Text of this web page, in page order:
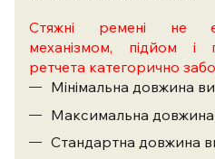
Стяжні ремені не є
механізмом, підйом і
ретчета категорично
Мінімальна довжина
Максимальна
Стандартна довжина